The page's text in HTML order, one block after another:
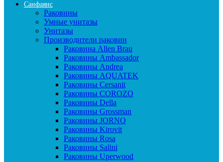
Санфаянс
Раковины
Умные унитазы
Унитазы
Производители раковин
Раковина Allen Brau
Раковины Ambassador
Раковины Andrea
Раковины AQUATEK
Раковины Cersanit
Раковины COROZO
Раковины Della
Раковины Grossman
Раковины JORNO
Раковины Kirovit
Раковины Rosa
Раковины Salini
Раковины Uperwood